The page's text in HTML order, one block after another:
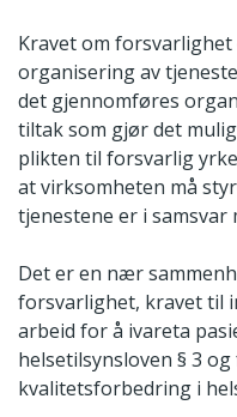
Kravet om
organisering av
det gjennomføres
tiltak som gjør det
plikten til forsvarlig
at virksomheten må
tjenestene er i samsvar
Det er en nær
forsvarlighet, kravet til
arbeid for å ivareta
helsetilsynsloven § 3
kvalitetsforbedring i